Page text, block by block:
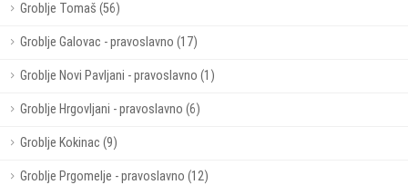
Groblje Tomaš (56)
Groblje Galovac - pravoslavno (17)
Groblje Novi Pavljani - pravoslavno (1)
Groblje Hrgovljani - pravoslavno (6)
Groblje Kokinac (9)
Groblje Prgomelje - pravoslavno (12)